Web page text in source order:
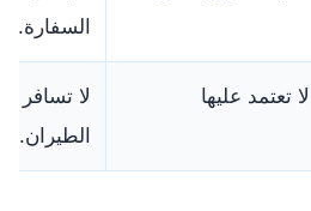
السفارة.
لا تعتمد عليها
لا تسافر
الطيران.